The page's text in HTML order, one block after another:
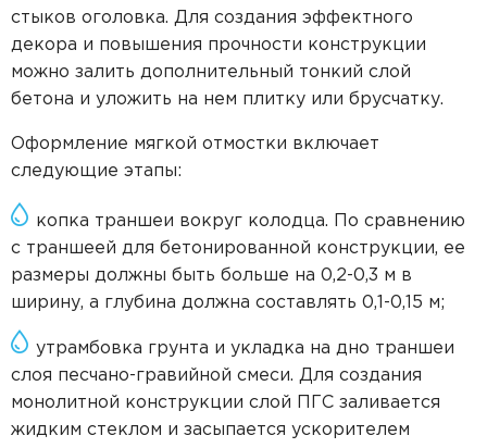
стыков оголовка. Для создания эффектного
декора и повышения прочности конструкции
можно залить дополнительный тонкий слой
бетона и уложить на нем плитку или брусчатку.
Оформление мягкой отмостки включает
следующие этапы:
копка траншеи вокруг колодца. По сравнению
с траншеей для бетонированной конструкции, ее
размеры должны быть больше на 0,2-0,3 м в
ширину, а глубина должна составлять 0,1-0,15 м;
утрамбовка грунта и укладка на дно траншеи
слоя песчано-гравийной смеси. Для создания
монолитной конструкции слой ПГС заливается
жидким стеклом и засыпается ускорителем